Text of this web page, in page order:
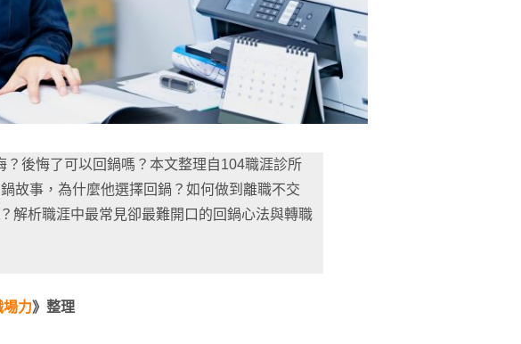
後悔了可以回鍋嗎？本文整理自104職涯診所
故事，為什麼他選擇回鍋？如何做到離職不交
解析職涯中最常見卻最難開口的回鍋心法與轉職
場力》整理